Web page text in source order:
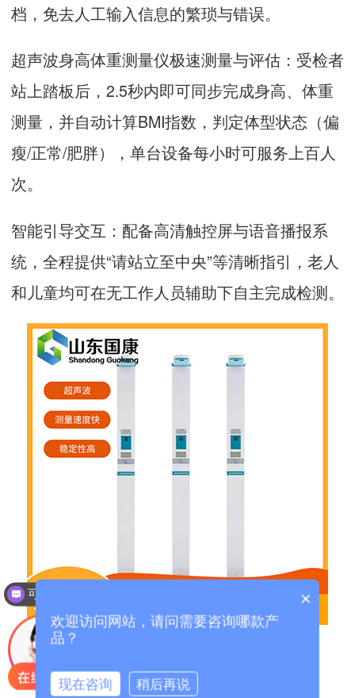
档，免去人工输入信息的繁琐与错误。
超声波身高体重测量仪极速测量与评估：受检者
站上踏板后，2.5秒内即可同步完成身高、体重
测量，并自动计算BMI指数，判定体型状态（偏
瘦/正常/肥胖），单台设备每小时可服务上百人
次。
智能引导交互：配备高清触控屏与语音播报系
统，全程提供“请站立至中央”等清晰指引，老人
和儿童均可在无工作人员辅助下自主完成检测。
数据互联优势
×
欢迎访问网站，请问需要咨询哪款产
品？
现在咨询 稍后再说